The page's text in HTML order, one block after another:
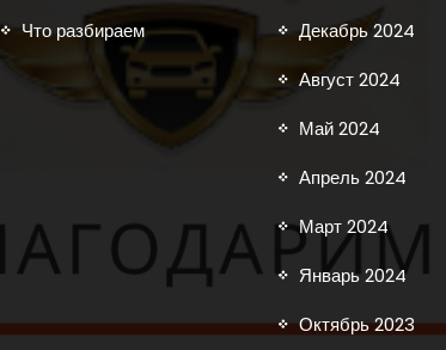
Что разбираем
Декабрь 2024
Август 2024
Май 2024
Апрель 2024
Март 2024
Январь 2024
Октябрь 2023